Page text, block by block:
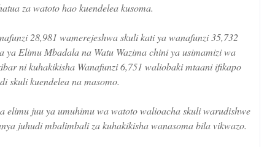
za watoto hao kuendelea kusoma.
28,981 wamerejeshwa skuli kati ya wanafunzi 35,732
Elimu Mbadala na Watu Wazima chini ya usimamizi wa
ni kuhakikisha Wanafunzi 6,751 waliobaki mtaani ifikapo
skuli kuendelea na masomo.
elimu juu ya umuhimu wa watoto walioacha skuli warudishwe
juhudi mbalimbali za kuhakikisha wanasoma bila vikwazo.